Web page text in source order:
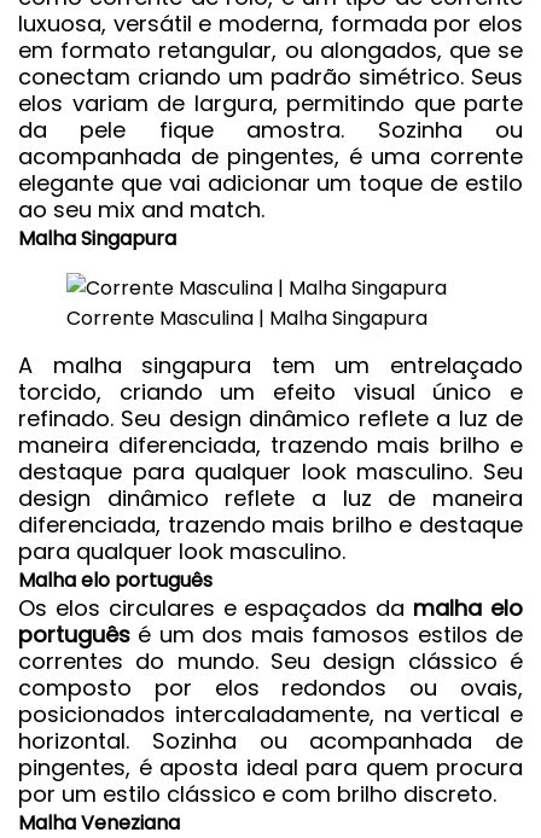
luxuosa, versátil e moderna, formada por elos
em formato retangular, ou alongados, que se
conectam criando um padrão simétrico. Seus
elos variam de largura, permitindo que parte
da pele fique amostra. Sozinha ou
acompanhada de pingentes, é uma corrente
elegante que vai adicionar um toque de estilo
ao seu mix and match.
Malha Singapura
Corrente Masculina | Malha Singapura
A malha singapura tem um entrelaçado
torcido, criando um efeito visual único e
refinado. Seu design dinâmico reflete a luz de
maneira diferenciada, trazendo mais brilho e
destaque para qualquer look masculino. Seu
design dinâmico reflete a luz de maneira
diferenciada, trazendo mais brilho e destaque
para qualquer look masculino.
Malha elo português
Os elos circulares e espaçados da malha elo
português é um dos mais famosos estilos de
correntes do mundo. Seu design clássico é
composto por elos redondos ou ovais,
posicionados intercaladamente, na vertical e
horizontal. Sozinha ou acompanhada de
pingentes, é aposta ideal para quem procura
por um estilo clássico e com brilho discreto.
Malha Veneziana